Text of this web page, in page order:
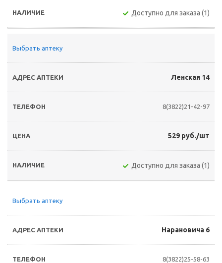
Доступно для заказа (1)
Выбрать аптеку
Ленская 14
8(3822)21-42-97
529 руб./шт
Доступно для заказа (1)
Выбрать аптеку
Нарановича 6
8(3822)25-58-63